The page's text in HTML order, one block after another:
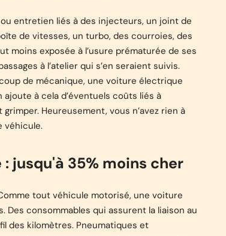
entretien liés à des injecteurs, un joint de
de vitesses, un turbo, des courroies, des
moins exposée à l’usure prématurée de ses
à l’atelier qui s’en seraient suivis.
de mécanique, une voiture électrique
à cela d’éventuels coûts liés à
Heureusement, vous n’avez rien à
véhicule.
jusqu'à 35% moins cher
tout véhicule motorisé, une voiture
consommables qui assurent la liaison au
des kilomètres. Pneumatiques et